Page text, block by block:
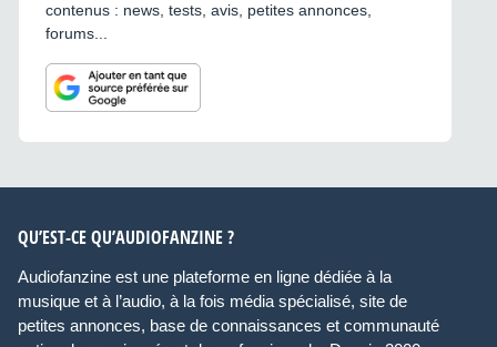
contenus : news, tests, avis, petites annonces,
forums...
QU’EST-CE QU’AUDIOFANZINE ?
Audiofanzine est une plateforme en ligne dédiée à la
musique et à l’audio, à la fois média spécialisé, site de
petites annonces, base de connaissances et communauté